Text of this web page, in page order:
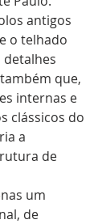
antigos
o telhado
que,
internas e
clássicos do
a
de
um
de